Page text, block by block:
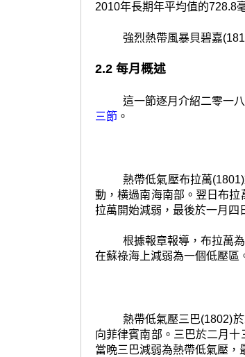
2010年長期年平均值的728.8
強烈熱帶風暴貝碧嘉
2.2 每月概述
這一節逐月介紹二零一
三節 。
熱帶低氣壓布拉萬
動，横過南海南部。翌日布
拉萬開始減弱，最後於一月四
根據報章報導，布拉萬
在蘇祿海上減弱為一個低壓區
熱帶低氣壓三巴(1802)
向菲律賓南部。三巴於二月
當晩三巴減弱為熱帶低氣壓，